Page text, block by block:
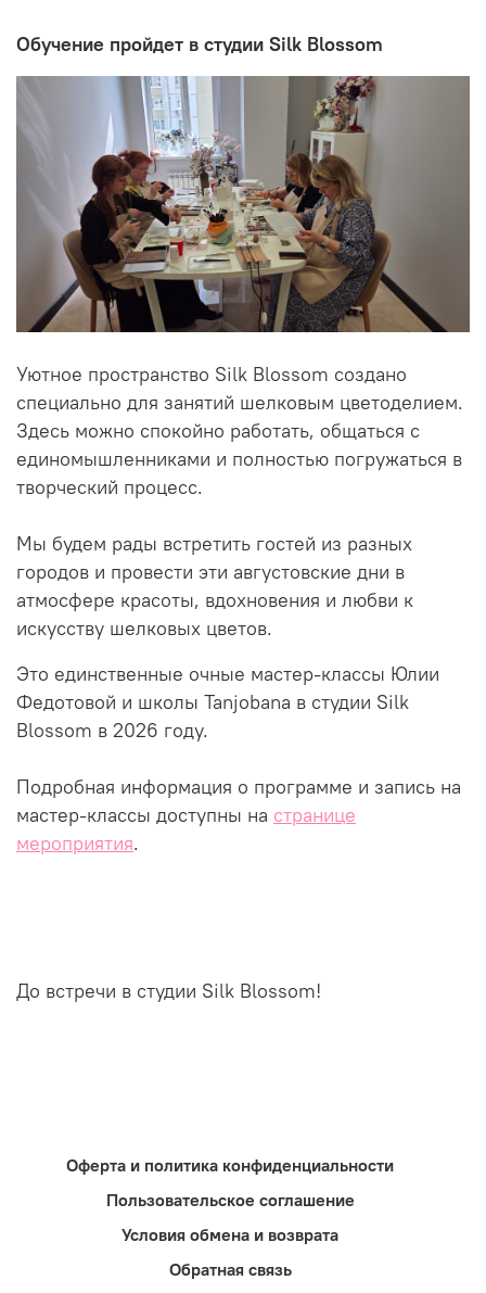
Обучение пройдет в студии Silk Blossom
Уютное пространство Silk Blossom создано
специально для занятий шелковым цветоделием.
Здесь можно спокойно работать, общаться с
единомышленниками и полностью погружаться в
творческий процесс.
Мы будем рады встретить гостей из разных
городов и провести эти августовские дни в
атмосфере красоты, вдохновения и любви к
искусству шелковых цветов.
Это единственные очные мастер-классы Юлии
Федотовой и школы Tanjobana в студии Silk
Blossom в 2026 году.
Подробная информация о программе и запись на
мастер-классы доступны на странице
мероприятия.
До встречи в студии Silk Blossom!
Оферта и политика конфиденциальности
Пользовательское соглашение
Условия обмена и возврата
Обратная связь